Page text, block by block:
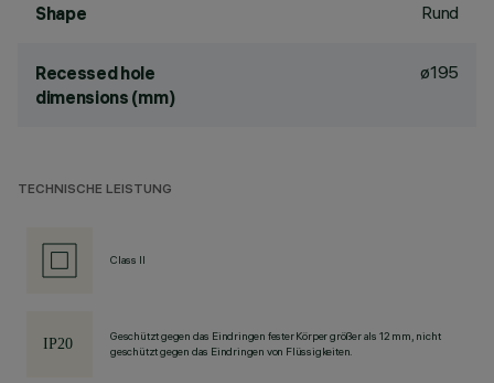
Shape Rund
Recessed hole
dimensions (mm)
ø195
TECHNISCHE LEISTUNG
Class II
Geschützt gegen das Eindringen fester Körper größer als 12 mm, nicht
geschützt gegen das Eindringen von Flüssigkeiten.